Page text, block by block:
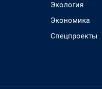
Экология
Экономика
Спецпроекты